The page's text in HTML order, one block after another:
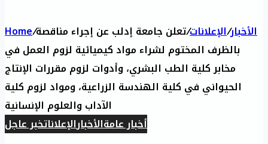
Home/ الأخبار/الإعلانات/تعلن جامعة إدلب عن إجراء مناقصة
بالظرف المختوم لشراء مواد كيميائية لزوم العمل في
مخابر كلية الطب البشري، وأدوات لزوم مقررات الإنتاج
الحيواني في كلية الهندسة الزراعية، ومواد لزوم كلية
الآداب والعلوم الإنسانية
أخبار عامةالأخبارالإعلاناتخبر عاجل